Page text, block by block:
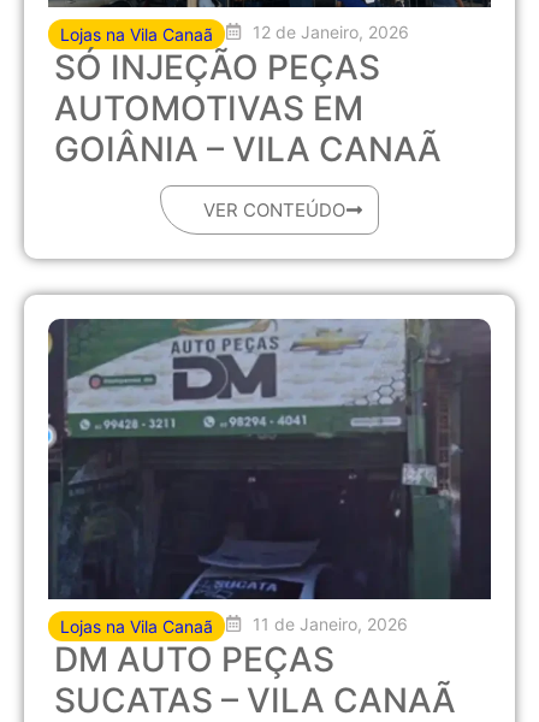
Lojas na Vila Canaã 12 de Janeiro, 2026
SÓ INJEÇÃO PEÇAS
AUTOMOTIVAS EM
GOIÂNIA – VILA CANAÃ
VER CONTEÚDO
Lojas na Vila Canaã 11 de Janeiro, 2026
DM AUTO PEÇAS
SUCATAS – VILA CANAÃ